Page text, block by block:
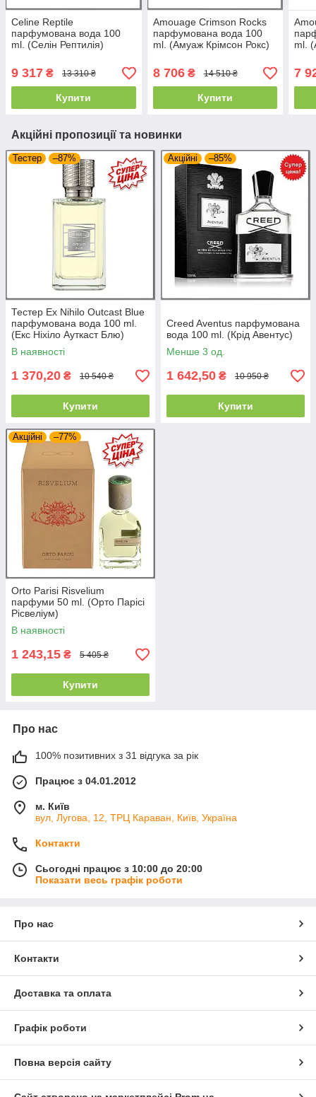
Celine Reptile
парфумована вода 100
ml. (Селін Рептилія)
9 317 ₴ 13 310 ₴
Купити
Amouage Crimson Rocks
парфумована вода 100
ml. (Амуаж Крімсон Рокс)
8 706₴ 14 510 ₴
Купити
ml.
7
Акційні пропозиції та новинки
Тестер –87%
Тестер Ex Nihilo Outcast Blue
парфумована вода 100 ml.
(Екс Ніхіло Ауткаст Блю)
В наявності
1 370,20 ₴ 10 540 ₴
Купити
Акційні –85%
Creed Aventus парфумована
вода 100 ml. (Крід Авентус)
Менше 3 од.
1 642,50 ₴ 10 950 ₴
Купити
Акційні –77%
Orto Parisi Risvelium
парфуми 50 ml. (Орто Парісі
Рісвеліум)
В наявності
1 243,15 ₴ 5 405 ₴
Купити
Про нас
100% позитивних з 31 відгука за рік
Працює з 04.01.2012
м. Київ
вул, Лугова, 12, ТРЦ Караван, Київ, Україна
Контакти
Сьогодні працює з 10:00 до 20:00
Показати весь графік роботи
Про нас
Контакти
Доставка та оплата
Графік роботи
Повна версія сайту